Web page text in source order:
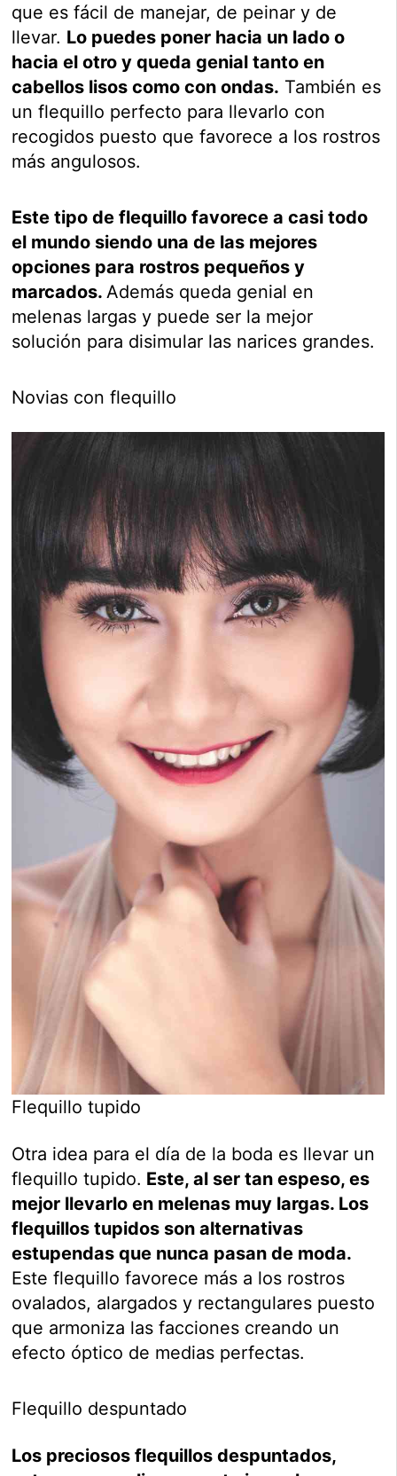
que es fácil de manejar, de peinar y de
llevar. Lo puedes poner hacia un lado o
hacia el otro y queda genial tanto en
cabellos lisos como con ondas. También es
un flequillo perfecto para llevarlo con
recogidos puesto que favorece a los rostros
más angulosos.
Este tipo de flequillo favorece a casi todo
el mundo siendo una de las mejores
opciones para rostros pequeños y
marcados.Además queda genial en
melenas largas y puede ser la mejor
solución para disimular las narices grandes.
Novias con flequillo
Flequillo tupido
Otra idea para el día de la boda es llevar un
flequillo tupido. Este, al ser tan espeso, es
mejor llevarlo en melenas muy largas. Los
flequillos tupidos son alternativas
estupendas que nunca pasan de moda.
Este flequillo favorece más a los rostros
ovalados, alargados y rectangulares puesto
que armoniza las facciones creando un
efecto óptico de medias perfectas.
Flequillo despuntado
Los preciosos flequillos despuntados,